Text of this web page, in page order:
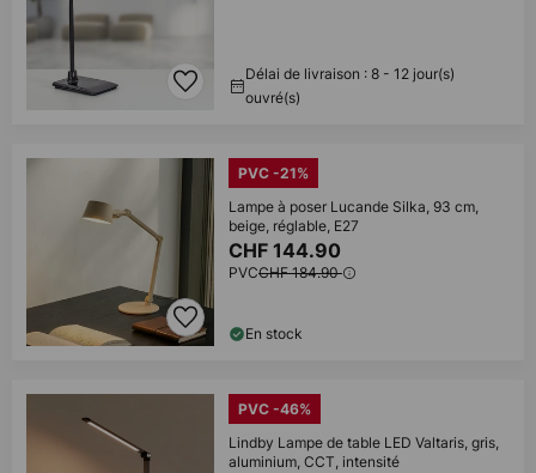
Délai de livraison : 8 - 12 jour(s)
ouvré(s)
PVC -21%
Lampe à poser Lucande Silka, 93 cm,
beige, réglable, E27
CHF 144.90
PVCCHF 184.90
En stock
PVC -46%
Lindby Lampe de table LED Valtaris, gris,
aluminium, CCT, intensité